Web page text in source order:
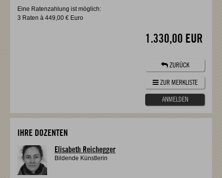
Eine Ratenzahlung ist möglich:
3 Raten à 449,00 € Euro
1.330,00 EUR
ZURÜCK
ZUR MERKLISTE
ANMELDEN
IHRE DOZENTEN
Elisabeth Reichegger
Bildende Künstlerin